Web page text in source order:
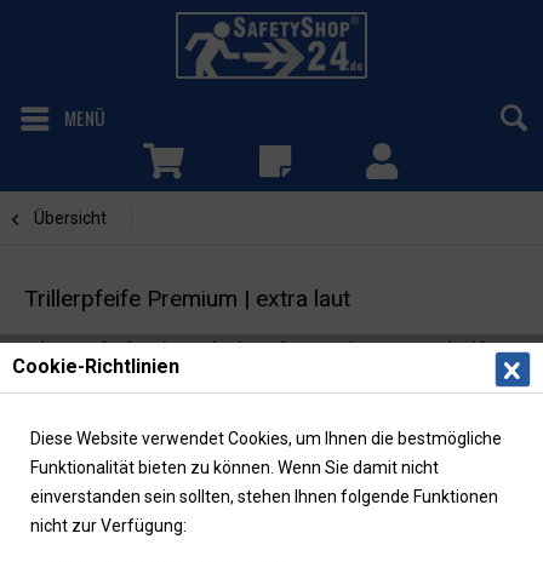
MENÜ
Übersicht
Trillerpfeife Premium | extra laut
Alarmpfeife als Zubehör für Evakuierungshelfer
Cookie-Richtlinien
Diese Website verwendet Cookies, um Ihnen die bestmögliche
Funktionalität bieten zu können. Wenn Sie damit nicht
einverstanden sein sollten, stehen Ihnen folgende Funktionen
nicht zur Verfügung: